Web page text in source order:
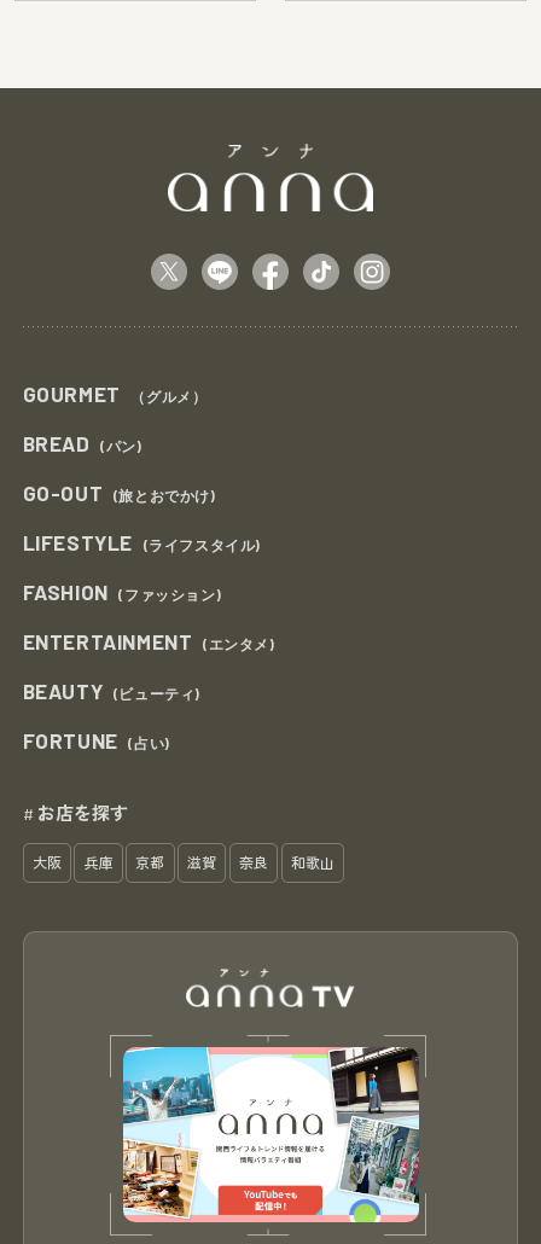
GOURMET （グルメ）
BREAD (パン)
GO-OUT (旅とおでかけ)
LIFESTYLE (ライフスタイル)
FASHION (ファッション)
ENTERTAINMENT (エンタメ)
BEAUTY (ビューティ)
FORTUNE (占い)
# お店を探す
大阪 兵庫 京都 滋賀 奈良 和歌山